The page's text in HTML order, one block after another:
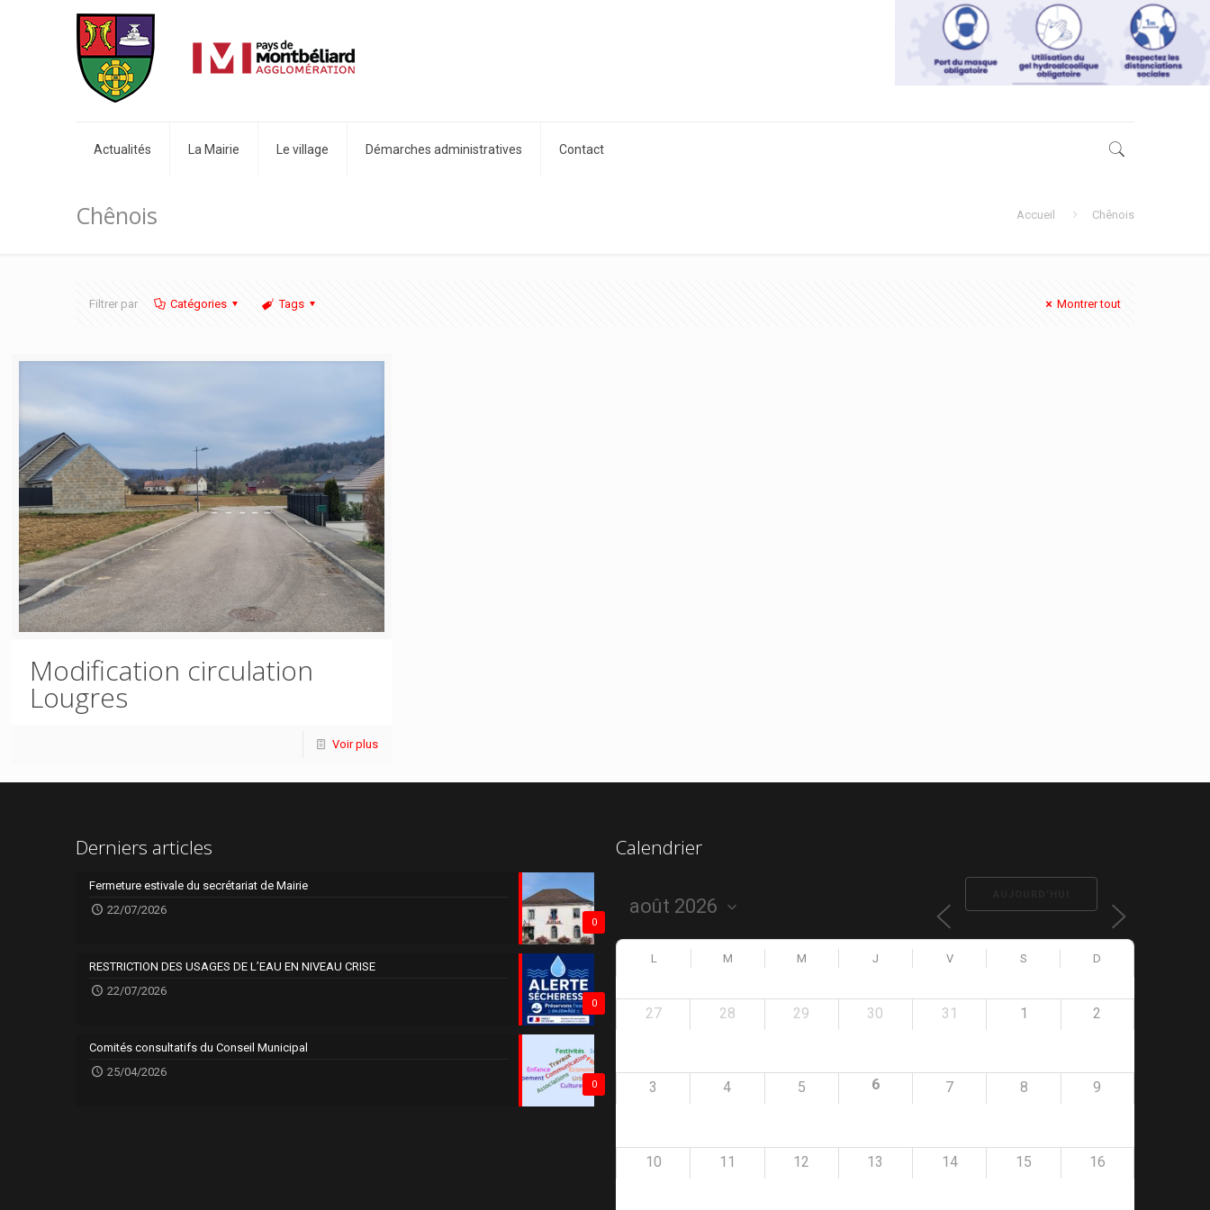
Actualités La Mairie Le village Démarches administratives Contact
Chênois Accueil Chênois
Filtrer par Catégories Tags Montrer tout
Modification circulation
Lougres
Voir plus
Derniers articles
0
Fermeture estivale du secrétariat de Mairie
22/07/2026
0
RESTRICTION DES USAGES DE L’EAU EN NIVEAU CRISE
22/07/2026
0
Comités consultatifs du Conseil Municipal
25/04/2026
Calendrier
L M M J V S D
27 28 29 30 31 1 2
3 4 5 6 7 8 9
10 11 12 13 14 15 16